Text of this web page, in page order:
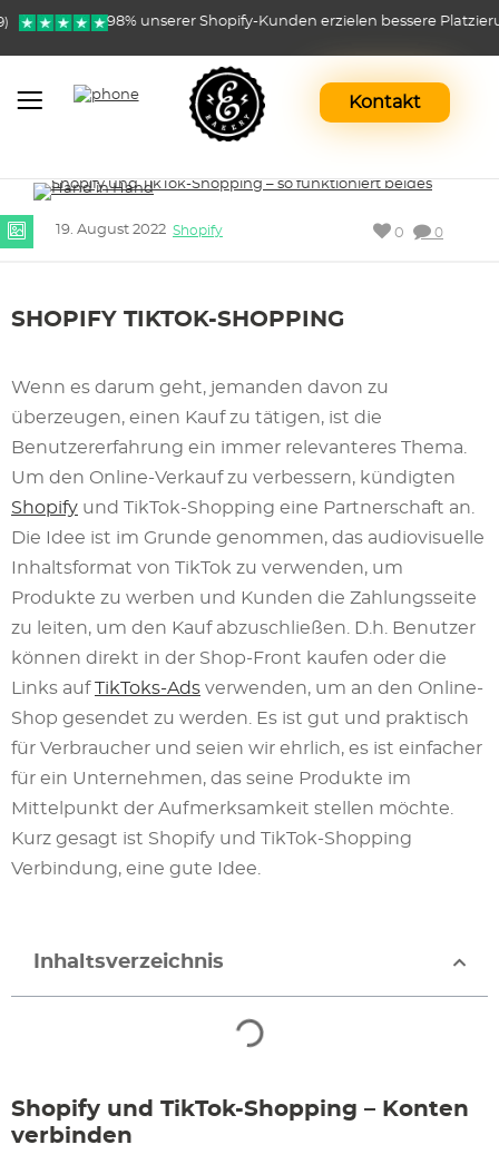
98% unserer Shopify-Kunden erzielen bessere
Kontakt
19. August 2022 Shopify 0
0
SHOPIFY TIKTOK-SHOPPING
Wenn es darum geht, jemanden davon zu
überzeugen, einen Kauf zu tätigen, ist die
Benutzererfahrung ein immer relevanteres Thema.
Um den Online-Verkauf zu verbessern, kündigten
Shopify und TikTok-Shopping eine Partnerschaft an.
Die Idee ist im Grunde genommen, das audiovisuelle
Inhaltsformat von TikTok zu verwenden, um
Produkte zu werben und Kunden die Zahlungsseite
zu leiten, um den Kauf abzuschließen. D.h. Benutzer
können direkt in der Shop-Front kaufen oder die
Links aufTikToks-Ads verwenden, um an den Online-
Shop gesendet zu werden. Es ist gut und praktisch
für Verbraucher und seien wir ehrlich, es ist einfacher
für ein Unternehmen, das seine Produkte im
Mittelpunkt der Aufmerksamkeit stellen möchte.
Kurz gesagt ist Shopify und TikTok-Shopping
Verbindung, eine gute Idee.
Inhaltsverzeichnis
Shopify und TikTok-Shopping – Konten
verbinden